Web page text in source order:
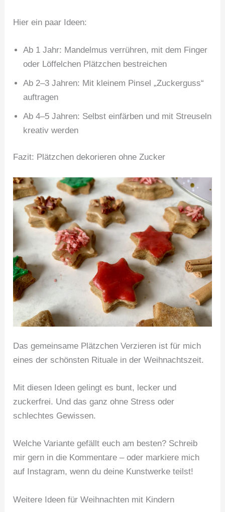
Hier ein paar Ideen:
Ab 1 Jahr: Mandelmus verrühren, mit dem Finger
oder Löffelchen Plätzchen bestreichen
Ab 2–3 Jahren: Mit kleinem Pinsel „Zuckerguss“
auftragen
Ab 4–5 Jahren: Selbst einfärben und mit Streuseln
kreativ werden
Fazit: Plätzchen dekorieren ohne Zucker
Das gemeinsame Plätzchen Verzieren ist für mich
eines der schönsten Rituale in der Weihnachtszeit.
Mit diesen Ideen gelingt es bunt, lecker und
zuckerfrei. Und das ganz ohne Stress oder
schlechtes Gewissen.
Welche Variante gefällt euch am besten? Schreib
mir gern in die Kommentare – oder markiere mich
auf Instagram, wenn du deine Kunstwerke teilst!
Weitere Ideen für Weihnachten mit Kindern